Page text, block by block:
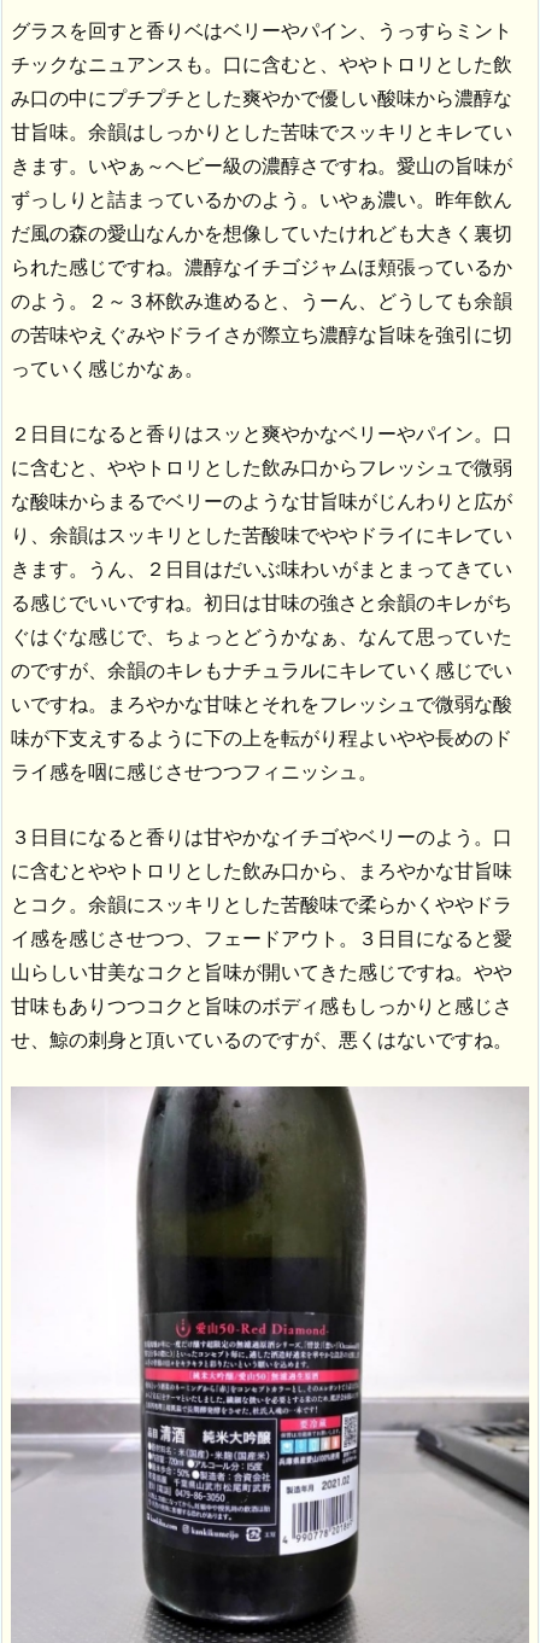
グラスを回すと香りベはベリーやパイン、うっすらミント
チックなニュアンスも。口に含むと、ややトロリとした飲
み口の中にプチプチとした爽やかで優しい酸味から濃醇な
甘旨味。余韻はしっかりとした苦味でスッキリとキレてい
きます。いやぁ～ヘビー級の濃醇さですね。愛山の旨味が
ずっしりと詰まっているかのよう。いやぁ濃い。昨年飲ん
だ風の森の愛山なんかを想像していたけれども大きく裏切
られた感じですね。濃醇なイチゴジャムほ頬張っているか
のよう。２～３杯飲み進めると、うーん、どうしても余韻
の苦味やえぐみやドライさが際立ち濃醇な旨味を強引に切
っていく感じかなぁ。
２日目になると香りはスッと爽やかなベリーやパイン。口
に含むと、ややトロリとした飲み口からフレッシュで微弱
な酸味からまるでベリーのような甘旨味がじんわりと広が
り、余韻はスッキリとした苦酸味でややドライにキレてい
きます。うん、２日目はだいぶ味わいがまとまってきてい
る感じでいいですね。初日は甘味の強さと余韻のキレがち
ぐはぐな感じで、ちょっとどうかなぁ、なんて思っていた
のですが、余韻のキレもナチュラルにキレていく感じでい
いですね。まろやかな甘味とそれをフレッシュで微弱な酸
味が下支えするように下の上を転がり程よいやや長めのド
ライ感を咽に感じさせつつフィニッシュ。
３日目になると香りは甘やかなイチゴやベリーのよう。口
に含むとややトロリとした飲み口から、まろやかな甘旨味
とコク。余韻にスッキリとした苦酸味で柔らかくややドラ
イ感を感じさせつつ、フェードアウト。３日目になると愛
山らしい甘美なコクと旨味が開いてきた感じですね。やや
甘味もありつつコクと旨味のボディ感もしっかりと感じさ
せ、鯨の刺身と頂いているのですが、悪くはないですね。